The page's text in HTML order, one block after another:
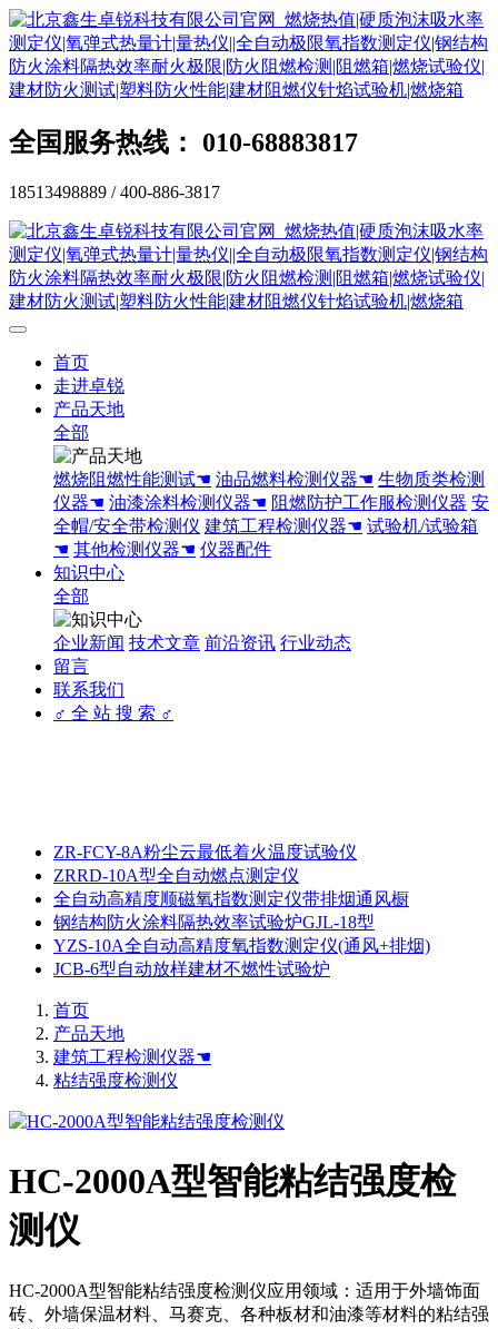
全国服务热线： 010-68883817
18513498889 / 400-886-3817
首页
走进卓锐
产品天地
全部
燃烧阻燃性能测试☚ 油品燃料检测仪器☚ 生物质类检测
仪器☚ 油漆涂料检测仪器☚ 阻燃防护工作服检测仪器 安
全帽/安全带检测仪 建筑工程检测仪器☚ 试验机/试验箱
☚ 其他检测仪器☚ 仪器配件
知识中心
全部
企业新闻 技术文章 前沿资讯 行业动态
留言
联系我们
♂ 全 站 搜 索 ♂
ZR-FCY-8A粉尘云最低着火温度试验仪
ZRRD-10A型全自动燃点测定仪
全自动高精度顺磁氧指数测定仪带排烟通风橱
钢结构防火涂料隔热效率试验炉GJL-18型
YZS-10A全自动高精度氧指数测定仪(通风+排烟)
JCB-6型自动放样建材不燃性试验炉
首页
产品天地
建筑工程检测仪器☚
粘结强度检测仪
HC-2000A型智能粘结强度检
测仪
HC-2000A型智能粘结强度检测仪应用领域：适用于外墙饰面
砖、外墙保温材料、马赛克、各种板材和油漆等材料的粘结强